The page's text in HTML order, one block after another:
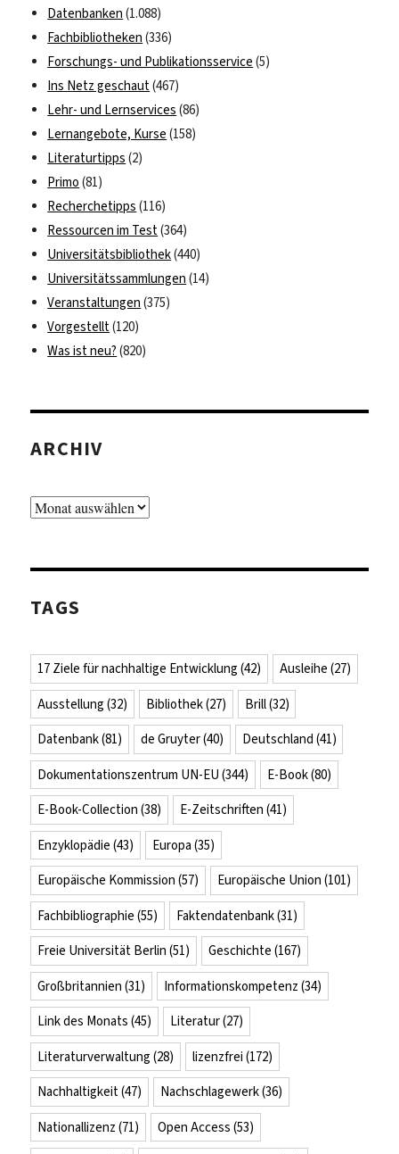
Datenbanken (1.088)
Fachbibliotheken (336)
Forschungs- und Publikationsservice (5)
Ins Netz geschaut(467)
Lehr- und Lernservices (86)
Lernangebote, Kurse (158)
Literaturtipps (2)
Primo (81)
Recherchetipps (116)
Ressourcen im Test(364)
Universitätsbibliothek(440)
Universitätssammlungen (14)
Veranstaltungen (375)
Vorgestellt(120)
Was ist neu? (820)
ARCHIV
Archiv
TAGS
17 Ziele für nachhaltige Entwicklung (42) Ausleihe (27)
Ausstellung (32) Bibliothek(27) Brill(32)
Datenbank(81) de Gruyter(40) Deutschland (41)
Dokumentationszentrum UN-EU (344) E-Book(80)
E-Book-Collection (38) E-Zeitschriften (41)
Enzyklopädie (43) Europa (35)
Europäische Kommission (57) Europäische Union (101)
Fachbibliographie (55) Faktendatenbank(31)
Freie Universität Berlin (51) Geschichte (167)
Großbritannien (31) Informationskompetenz (34)
Link des Monats (45) Literatur(27)
Literaturverwaltung (28) lizenzfrei (172)
Nachhaltigkeit(47) Nachschlagewerk(36)
Nationallizenz (71) Open Access (53)